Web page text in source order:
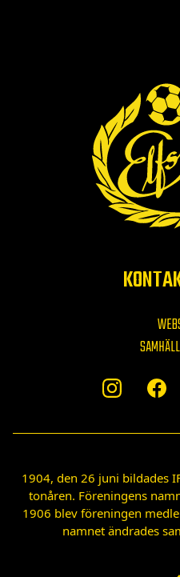
1904, den 26 juni bildades
tonåren. Föreningens
1906 blev föreningen
namnet ändrades